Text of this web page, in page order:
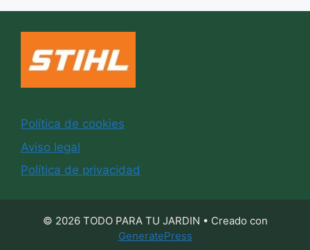
Política de cookies
Aviso legal
Política de privacidad
© 2026 TODO PARA TU JARDIN • Creado con
GeneratePress